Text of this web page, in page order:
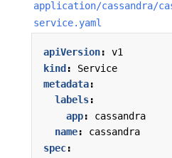
application/cassandra/
service.yaml
apiVersion:
v1
kind:
Service
metadata:
labels:
app:
cassandra
name:
cassandra
spec: